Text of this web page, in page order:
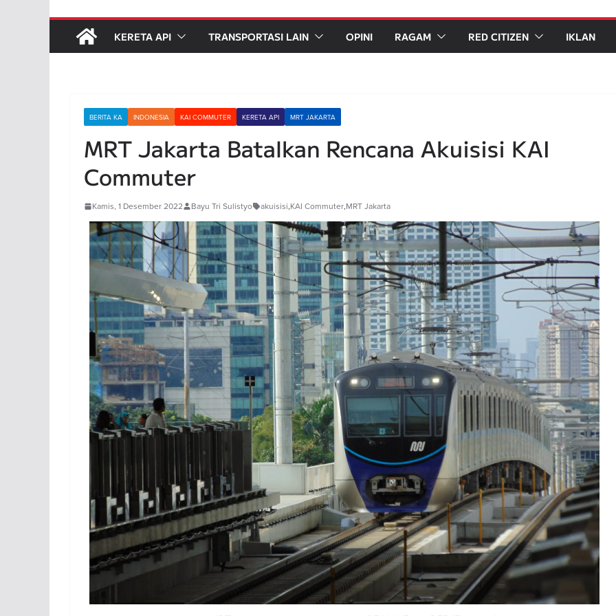
KERETA API TRANSPORTASI LAIN OPINI RAGAM RED CITIZEN IKLAN
BERITA KA INDONESIA KAI COMMUTER KERETA API MRT JAKARTA
MRT Jakarta Batalkan Rencana Akuisisi KAI
Commuter
Kamis, 1 Desember 2022 Bayu Tri Sulistyo akuisisi,KAI Commuter,MRT Jakarta